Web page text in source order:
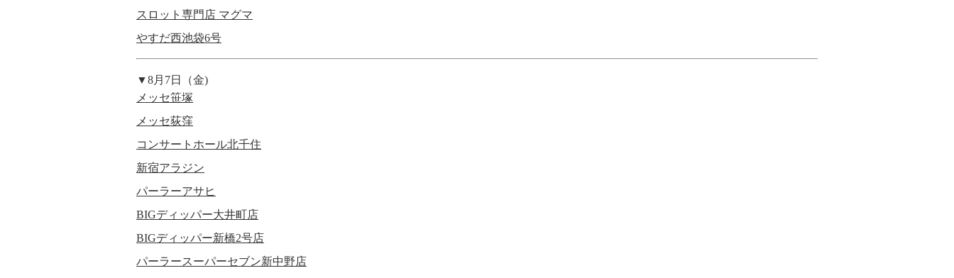
スロット専門店 マグマ
やすだ西池袋6号
▼8月7日（金)
メッセ笹塚
メッセ荻窪
コンサートホール北千住
新宿アラジン
パーラーアサヒ
BIGディッパー大井町店
BIGディッパー新橋2号店
パーラースーパーセブン新中野店